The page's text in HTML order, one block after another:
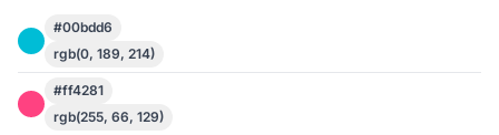
#00bdd6
rgb(0, 189, 214)
#ff4281
rgb(255, 66, 129)